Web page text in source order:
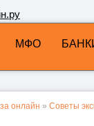
МФО
онлайн » Советы